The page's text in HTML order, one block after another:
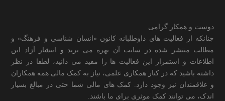
دوست و همکار گرامی
چنانکه از فعالیت های داوطلبانه کانون «انسان شناسی و فرهنگ» و
مطالب منتشر شده در سایت آن بهره می برید و انتشار آزاد این
اطلاعات و استمرار این فعالیت ها را مفید می دانید، لطفا در نظر
داشته باشید که در کنار همکاری علمی، نیاز به کمک مالی همه همکاران
و علاقمندان نیز وجود دارد. کمک های مالی شما حتی در مبالغ بسیار
اندک، می توانند کمک موثری برای ما باشند.